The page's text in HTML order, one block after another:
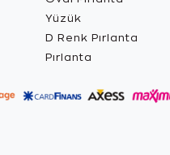
Yüzük
D Renk Pırlanta
Pırlanta